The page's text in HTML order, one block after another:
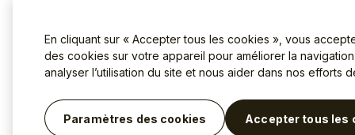
En cliquant sur « Accepter tous les cookies », vous
des cookies sur votre appareil pour améliorer la
analyser l’utilisation du site et nous aider dans nos efforts
Paramètres des cookies Accepter tous les